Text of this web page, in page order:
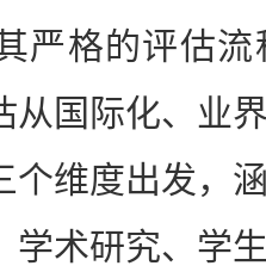
严格的评估
从国际化、业
个维度出发，
学术研究、学